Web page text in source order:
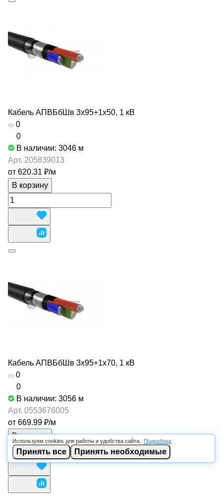
Кабель АПВБбШв 3х95+1х50, 1 кВ
0
0
В наличии: 3046 м
Арт. 205839013
от 620.31 ₽/м
В корзину
Кабель АПВБбШв 3х95+1х70, 1 кВ
0
0
В наличии: 3056 м
Арт. 0553676005
от 669.99 ₽/м
В корзину
Используем cookies для работы и удобства сайта. Подробнее
Принять все Принять необходимые